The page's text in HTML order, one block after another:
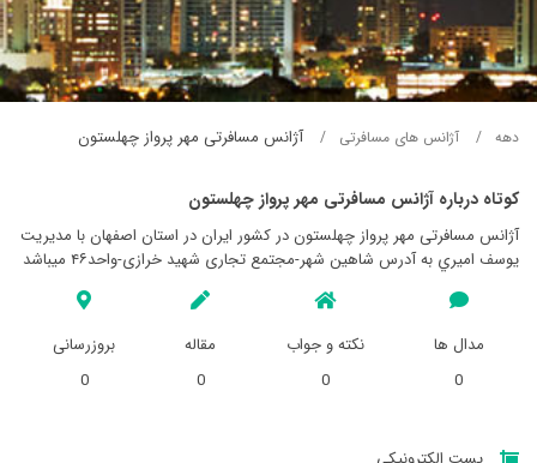
دهه آژانس های مسافرتی آژانس مسافرتی مهر پرواز چهلستون
کوتاه درباره آژانس مسافرتی مهر پرواز چهلستون
آژانس مسافرتی مهر پرواز چهلستون در کشور ایران در استان اصفهان با مدیریت
يوسف اميري به آدرس شاهین شهر-مجتمع تجاری شهید خرازی-واحد۴۶ میباشد
مدال ها
0
نکته و جواب
0
مقاله
0
بروزرسانی
0